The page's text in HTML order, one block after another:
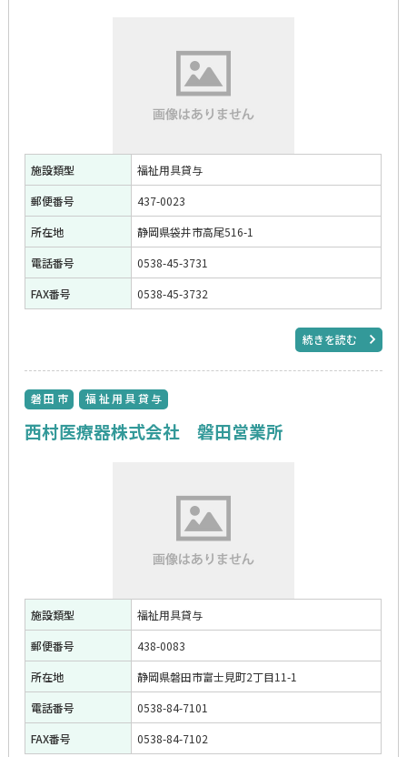
施設類型
福祉用具貸与
郵便番号
437-0023
所在地
静岡県袋井市高尾516-1
電話番号
0538-45-3731
FAX番号
0538-45-3732
続きを読む
磐田市 福祉用具貸与
西村医療器株式会社 磐田営業所
施設類型
福祉用具貸与
郵便番号
438-0083
所在地
静岡県磐田市富士見町2丁目11-1
電話番号
0538-84-7101
FAX番号
0538-84-7102